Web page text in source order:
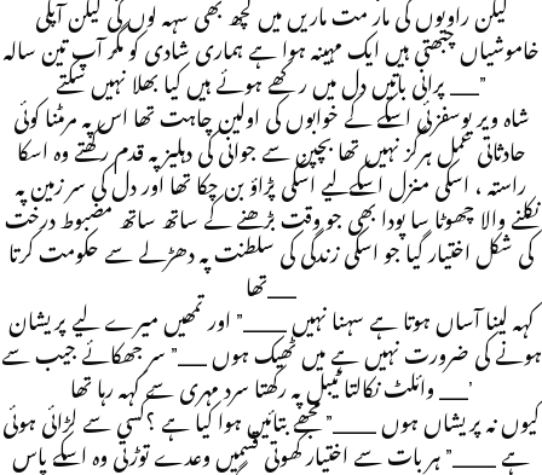
لیکن راویوں کی مار مت ماریں میں کچھ بھی سہہ لوں گی لیکن آپکی
خاموشیاں چبھتی ہیں ایک مہینہ ہوا ہے ہماری شادی کو مگر آپ تین سالہ
پرانی باتیں دل میں رکھے ہوئے ہیں کیا بھلا نہیں سکتے __”
شاہ ویر یوسفزئی اسکے کے خوابوں کی اولین چاہت تھا اس پہ مرمٹنا کوئی
حادثاتی عمل ہرگز نہیں تھا بچپن سے جوانی کی دہلیز پہ قدم رکھتے وہ اسکا
راستہ ، اسکی منزل اسکےلیے اسکی پڑاؤ بن چکا تھا اور دل کی سر زمین پہ
نکلنے والا چھوٹا سا پودا بھی جو وقت بڑھنے کے ساتھ ساتھ مضبوط درخت
کی شکل اختیار گیا جو اسکی زندگی کی سلطنت پہ دھڑلے سے حکومت کرتا
کہہ لینا آساں ہوتا ہے سہنا نہیں ___” اور تمھیں میرے لیے پریشان
ہونے کی ضرورت نہیں ہے میں ٹھیک ہوں __” سر جھکائے جیب سے
وائلٹ نکالتا ٹیبل پہ رکھتا سرد مہری سے کہہ رہا تھا __’
کیوں نہ پریشاں ہوں ___” مجھے بتائیں ہوا کیا ہے ؟کسی سے لڑائی ہوئی
ہے ___” ہر بات سے اختیار کھوتی قسمیں وعدے توڑتی وہ اسکے پاس